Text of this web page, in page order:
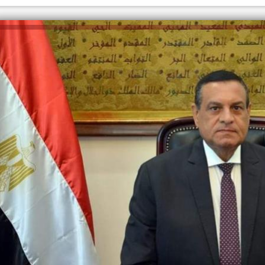
إلهام شرشر تكتب:
دي
الكاتبة إلهام شرشر تهنئ الرئيس
السيسي بعيد ميلاده وتُشيد بجهوده
في بناء الدولة